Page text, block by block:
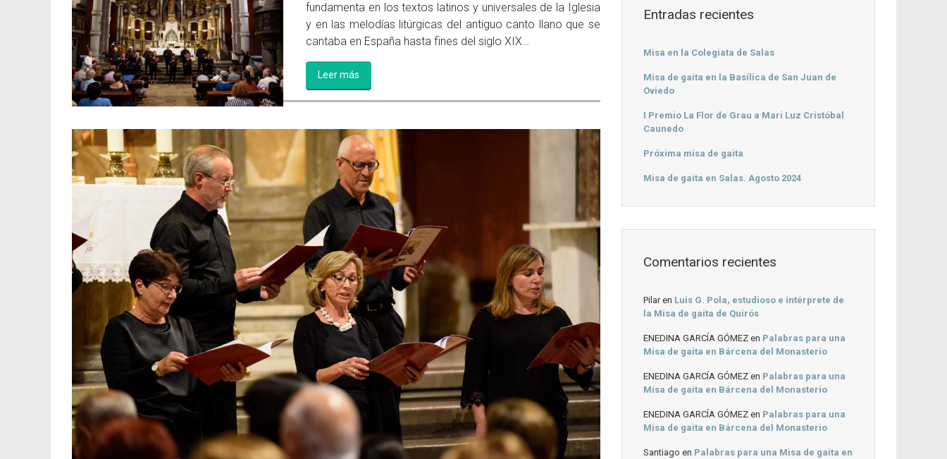
fundamenta en los textos latinos y universales de la Iglesia
y en las melodías litúrgicas del antiguo canto llano que se
cantaba en España hasta fines del siglo XIX…
Leer más
Entradas recientes
Misa en la Colegiata de Salas
Misa de gaita en la Basílica de San Juan de
Oviedo
I Premio La Flor de Grau a Mari Luz Cristóbal
Caunedo
Próxima misa de gaita
Misa de gaita en Salas. Agosto 2024
Comentarios recientes
Pilaren Luis G. Pola, estudioso e intérprete de
la Misa de gaita de Quirós
ENEDINA GARCÍA GÓMEZ en Palabras para una
Misa de gaita en Bárcena del Monasterio
ENEDINA GARCÍA GÓMEZ en Palabras para una
Misa de gaita en Bárcena del Monasterio
ENEDINA GARCÍA GÓMEZ en Palabras para una
Misa de gaita en Bárcena del Monasterio
Santiago en Palabras para una Misa de gaita en